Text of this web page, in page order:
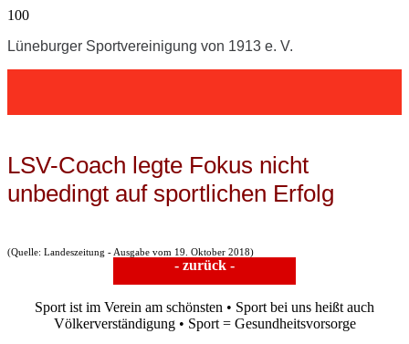
Lüneburger Sportvereinigung von 1913 e. V.
LSV-Coach legte Fokus nicht
unbedingt auf sportlichen Erfolg
(Quelle: Landeszeitung - Ausgabe vom 19. Oktober 2018)
- zurück -
Sport ist im Verein am schönsten • Sport bei uns heißt auch
Völkerverständigung • Sport = Gesundheitsvorsorge